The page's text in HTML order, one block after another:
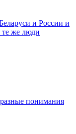
и России и
те же люди
понимания